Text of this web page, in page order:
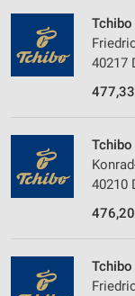
40217
40210